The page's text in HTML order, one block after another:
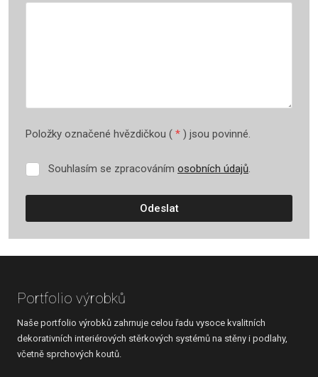
Položky označené hvězdičkou ( * ) jsou povinné.
Souhlasím
zpracováním
Souhlasím se zpracováním osobních údajů.
Odeslat
se
odeslat.
Portfolio výrobků
Naše portfolio výrobků zahrnuje celou řadu vysoce kvalitních
dekorativních interiérových stěrkových systémů na stěny i podlahy,
včetně sprchových koutů.